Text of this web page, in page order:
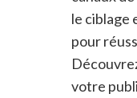
le ciblage
pour
votre